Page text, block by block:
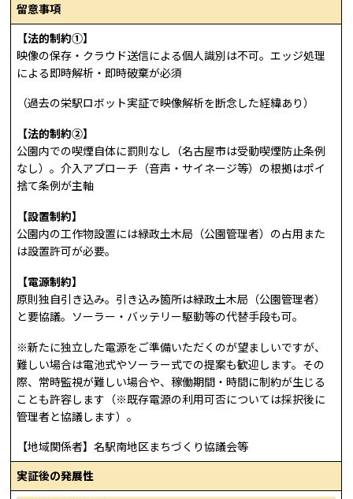
留意事項
【法的制約①】
映像の保存・クラウド送信による個人識別は不可。エッジ処理
による即時解析・即時破棄が必須
（過去の栄駅ロボット実証で映像解析を断念した経緯あり）
【法的制約②】
公園内での喫煙自体に罰則なし（名古屋市は受動喫煙防止条例
なし）。介入アプローチ（音声・サイネージ等）の根拠はポイ
捨て条例が主軸
【設置制約】
公園内の工作物設置には緑政土木局（公園管理者）の占用また
は設置許可が必要。
【電源制約】
原則独自引き込み。引き込み箇所は緑政土木局（公園管理者）
と要協議。ソーラー・バッテリー駆動等の代替手段も可。
※新たに独立した電源をご準備いただくのが望ましいですが、
難しい場合は電池式やソーラー式での提案も歓迎します。その
際、常時監視が難しい場合や、稼働期間・時間に制約が生じる
ことも許容します（※既存電源の利用可否については採択後に
管理者と協議します）。
【地域関係者】名駅南地区まちづくり協議会等
実証後の発展性